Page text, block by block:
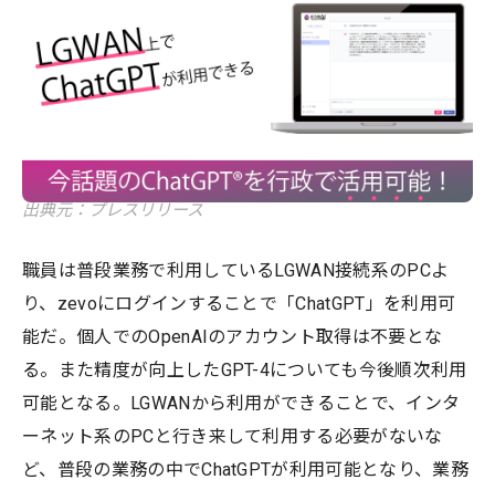
出典元：プレスリリース
職員は普段業務で利用しているLGWAN接続系のPCよ
り、zevoにログインすることで「ChatGPT」を利用可
能だ。個人でのOpenAIのアカウント取得は不要とな
る。また精度が向上したGPT-4についても今後順次利用
可能となる。LGWANから利用ができることで、インタ
ーネット系のPCと行き来して利用する必要がないな
ど、普段の業務の中でChatGPTが利用可能となり、業務